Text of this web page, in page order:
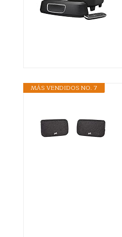
MÁS VENDIDOS NO. 7